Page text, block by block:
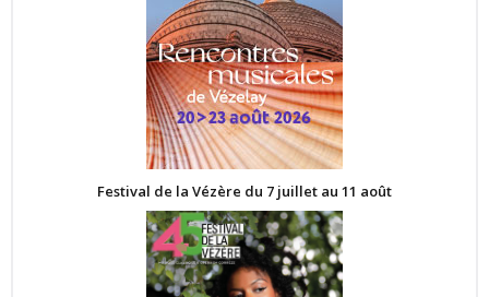
Festival de la Vézère du 7 juillet au 11 août